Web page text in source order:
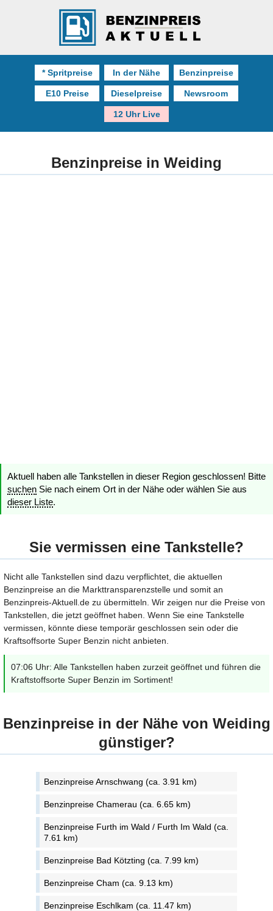
* Spritpreise In der Nähe Benzinpreise
E10 Preise Dieselpreise Newsroom
12 Uhr Live
Benzinpreise in Weiding
Aktuell haben alle Tankstellen in dieser Region geschlossen! Bitte
suchen Sie nach einem Ort in der Nähe oder wählen Sie aus
dieser Liste.
Sie vermissen eine Tankstelle?
Nicht alle Tankstellen sind dazu verpflichtet, die aktuellen
Benzinpreise an die Markttransparenzstelle und somit an
Benzinpreis-Aktuell.de zu übermitteln. Wir zeigen nur die Preise von
Tankstellen, die jetzt geöffnet haben. Wenn Sie eine Tankstelle
vermissen, könnte diese temporär geschlossen sein oder die
Kraftsoffsorte Super Benzin nicht anbieten.
07:06 Uhr: Alle Tankstellen haben zurzeit geöffnet und führen die
Kraftstoffsorte Super Benzin im Sortiment!
Benzinpreise in der Nähe von Weiding
günstiger?
Benzinpreise Arnschwang (ca. 3.91 km)
Benzinpreise Chamerau (ca. 6.65 km)
Benzinpreise Furth im Wald / Furth Im Wald (ca.
7.61 km)
Benzinpreise Bad Kötzting (ca. 7.99 km)
Benzinpreise Cham (ca. 9.13 km)
Benzinpreise Eschlkam (ca. 11.47 km)